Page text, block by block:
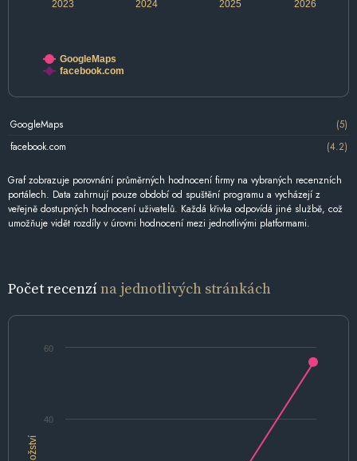
2024 2026
2023 2025
GoogleMaps
facebook.com
GoogleMaps
(5)
facebook.com
(4.2)
Graf zobrazuje porovnání průměrných hodnocení firmy na vybraných recenzních
portálech. Data zahrnují pouze období od spuštění programu a vycházejí z
veřejně dostupných hodnocení uživatelů. Každá křivka odpovídá jiné službě, což
umožňuje vidět rozdíly v úrovni hodnocení mezi jednotlivými platformami.
Počet recenzína jednotlivých stránkách
40
60